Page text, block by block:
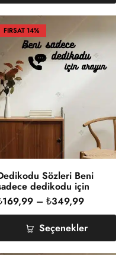
FIRSAT14%
Sözleri Beni
dedikodu için
Yazılı Ahşap Duvar
Süsü Tablosu
169,99 – ₺349,99
Seçenekler